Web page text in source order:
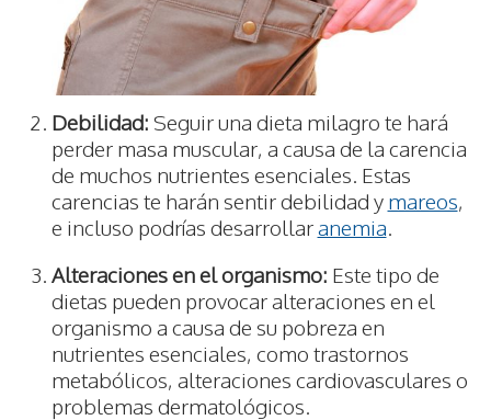
Debilidad: Seguir una dieta milagro te hará
perder masa muscular, a causa de la carencia
de muchos nutrientes esenciales. Estas
carencias te harán sentir debilidad y mareos,
e incluso podrías desarrollaranemia.
Alteraciones en el organismo: Este tipo de
dietas pueden provocar alteraciones en el
organismo a causa de su pobreza en
nutrientes esenciales, como trastornos
metabólicos, alteraciones cardiovasculares o
problemas dermatológicos.